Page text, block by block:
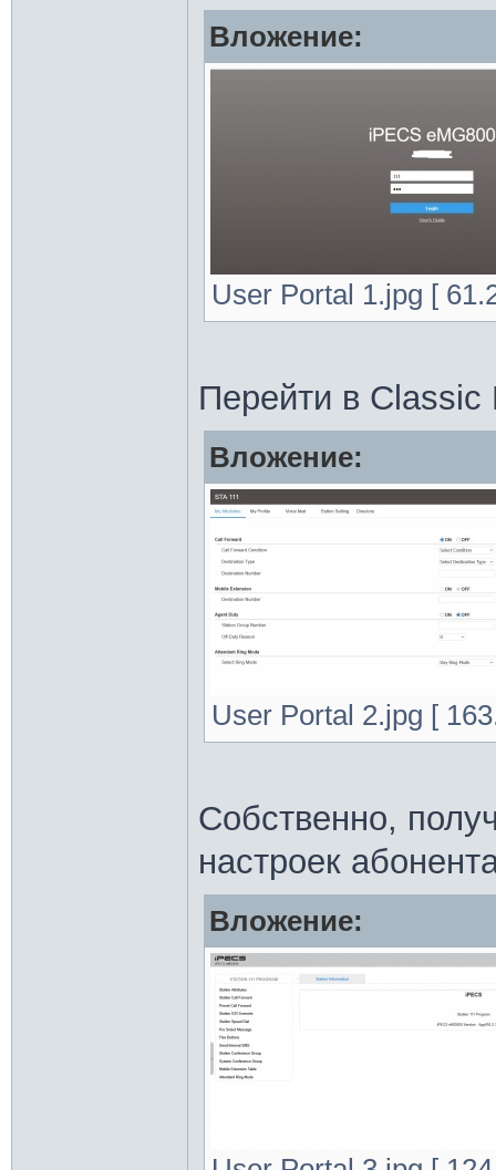
Вложение:
User Portal 1.jpg [
Перейти в Classic
Вложение:
User Portal 2.jpg [
Собственно,
настроек
Вложение: